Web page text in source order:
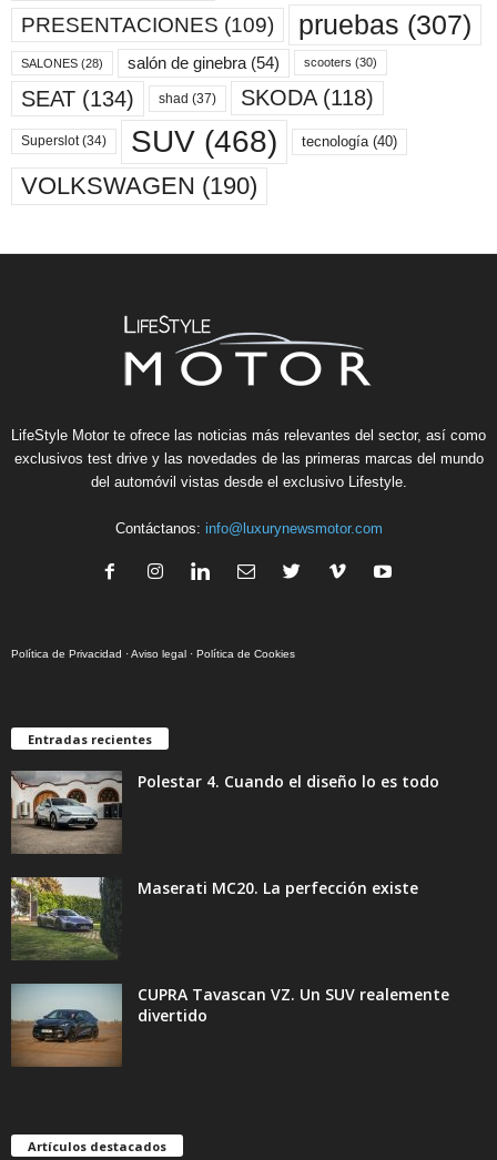
PRESENTACIONES (109) pruebas (307)
SALONES (28) salón de ginebra (54) scooters (30)
SEAT (134) shad (37) SKODA(118)
Superslot(34) SUV (468) tecnología (40)
VOLKSWAGEN (190)
LifeStyle Motor te ofrece las noticias más relevantes del sector, así como
exclusivos test drive y las novedades de las primeras marcas del mundo
del automóvil vistas desde el exclusivo Lifestyle.
Contáctanos: info@luxurynewsmotor.com
Política de Privacidad ·Aviso legal · Política de Cookies
Entradas recientes
Polestar 4. Cuando el diseño lo es todo
Maserati MC20. La perfección existe
CUPRA Tavascan VZ. Un SUV realemente
divertido
Artículos destacados